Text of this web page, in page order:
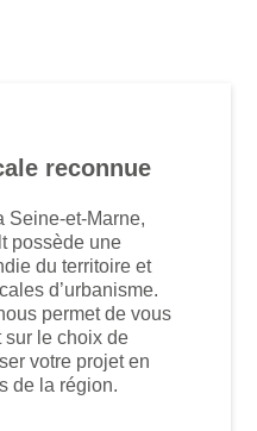
reconnue
Seine-et-Marne,
possède une
du territoire et
d’urbanisme.
permet de vous
sur le choix de
votre projet en
de la région.